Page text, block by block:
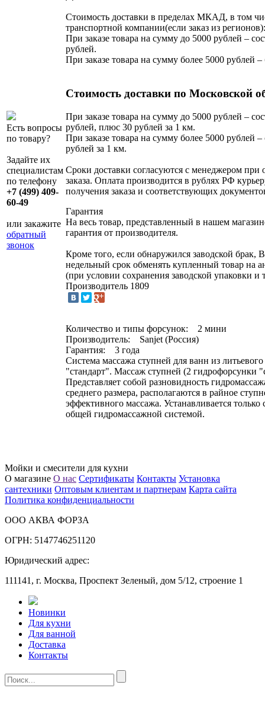
Есть вопросы
по товару?
Задайте их
специалистам
по телефону
+7 (499) 409-
60-49
или закажите
обратный
звонок
Стоимость доставки в пределах МКАД, в том
транспортной компании(если заказ из регионов):
При заказе товара на сумму до 5000 рублей –
рублей.
При заказе товара на сумму более 5000 рублей –
Стоимость доставки по Московской
При заказе товара на сумму до 5000 рублей –
рублей, плюс 30 рублей за 1 км.
При заказе товара на сумму более 5000 рублей –
рублей за 1 км.
Сроки доставки согласуются с менеджером при
заказа. Оплата производится в рублях РФ
получения заказа и соответствующих
Гарантия
На весь товар, представленный в нашем
гарантия от производителя.
Кроме того, если обнаружился заводской брак,
недельный срок обменять купленный товар на
(при условии сохранения заводской упаковки и
Производитель 1809
Количество и типы форсунок: 2 мини
Производитель: Sanjet (Россия)
Гарантия: 3 года
Система массажа ступней для ванн из
"стандарт". Массаж ступней (2 гидрофорсунки
Представляет собой разновидность
среднего размера, располагаются в райное
эффективного массажа. Устанавливается только
общей гидромассажной системой.
Мойки и смесители для кухни
О магазине О нас Сертификаты Контакты Установка
сантехники Оптовым клиентам и партнерам Карта сайта
Политика конфиденциальности
ООО АКВА ФОРЗА
ОГРН: 5147746251120
Юридический адрес:
111141, г. Москва, Проспект Зеленый, дом 5/12, строение 1
Новинки
Для кухни
Для ванной
Доставка
Контакты